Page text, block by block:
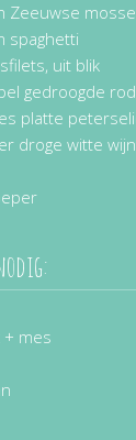
Zeeuwse
spaghetti
uit blik
gedroogde
platte
droge witte wijn
+ mes